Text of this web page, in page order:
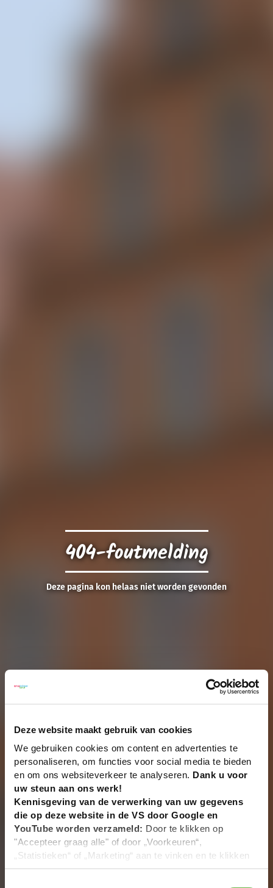
Deze website maakt gebruik van cookies
We gebruiken cookies om content en advertenties te
personaliseren, om functies voor social media te bieden
en om ons websiteverkeer te analyseren. Dank u voor
uw steun aan ons werk!
Kennisgeving van de verwerking van uw gegevens
die op deze website in de VS door Google en
YouTube worden verzameld: Door te klikken op
"Accepteer graag alle" of door „Voorkeuren“,
„Statistieken“ of „Marketing“ aan te vinken en te klikken
op "Selectie handmatig instellen", stemt u er ook mee in
404-foutmelding
Deze pagina kon helaas niet worden gevonden